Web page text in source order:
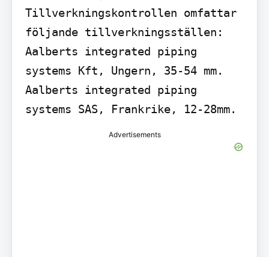
Tillverkningskontrollen omfattar
följande tillverkningsställen:
Aalberts integrated piping
systems Kft, Ungern, 35-54 mm.
Aalberts integrated piping
systems SAS, Frankrike, 12-28mm.
Advertisements